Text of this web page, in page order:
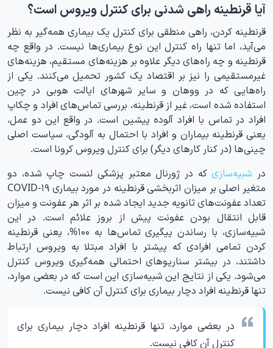
آیا قرنطینه راهی شدنی برای کنترل ویروس است؟
قرنطینه کردن، راهی منطقی برای کنترل یک بیماری همه‌گیر به نظر
می‌آید، اما تنها راه کنترل این نوع بیماری‌ها نیست. در واقع چه
قرنطینه و چه راه‌های دیگر علاوه بر هزینه‌های مستقیم، هزینه‌های
غیرمستقیمی را نیز بر اقتصاد یک کشور تحمیل می‌کنند. یکی از
راه‌هایی که در ووهان و سایر شهرهای ایالت هوبی در چین
استفاده شده است، غیر از قرنطینه، بررسی تماس‌های افراد و چکاپ
افراد در تماس با افراد آلوده پیشین است. در واقع این دو عمل،
یعنی قرنطینه بیماران و افراد با احتمال به آلودگی، سیاست اصلی
چینی‌ها (در کنار کارهای دیگر) برای کنترل ویروس کرونا است.
در شبیه‌سازیکه در ژورنال معتبر پزشکی لنست چاپ شده، دو
متغیر اصلی بر میزان اثربخشی قرنطینه در مورد بیماری COVID-۱۹
تعداد عفونت‌های ثانویه جدید ایجاد شده بر اثر هر عفونت و میزان
قابل انتقال بودن عفونت پیش از بروز علائم است. در این
شبیه‌سازی، با رساندن پیگیری تماس‌ها به ۱۰۰%، یعنی قرنطینه
کردن تمامی افرادی که پیشتر با افراد مبتلا به ویروس ارتباط
داشتند، در بیشتر سناریوهای احتمالی همه‌گیری ویروس کنترل
می‌شود. یکی از نتایج این شبیه‌سازی این است که در بعضی موارد،
تنها قرنطینه افراد دچار بیماری برای کنترل آن کافی نیست.
در بعضی موارد، تنها قرنطینه افراد دچار بیماری برای
کنترل آن کافی نیست.